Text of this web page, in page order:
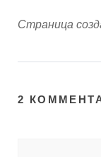
Страница
2